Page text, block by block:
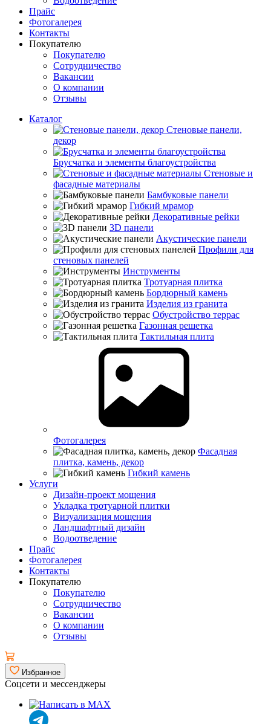
Прайс
Фотогалерея
Контакты
Покупателю
Покупателю
Сотрудничество
Вакансии
О компании
Отзывы
Каталог
Стеновые панели,
декор
Брусчатка и элементы благоустройства
Стеновые и
фасадные материалы
Бамбуковые панели
Гибкий мрамор
Декоративные рейки
3D панели
Акустические панели
Профили для
стеновых панелей
Инструменты
Тротуарная плитка
Бордюрный камень
Изделия из гранита
Обустройство террас
Газонная решетка
Тактильная плита
Фотогалерея
Фасадная
плитка, камень, декор
Гибкий камень
Услуги
Дизайн-проект мощения
Укладка тротуарной плитки
Визуализация мощения
Ландшафтный дизайн
Водоотведение
Прайс
Фотогалерея
Контакты
Покупателю
Покупателю
Сотрудничество
Вакансии
О компании
Отзывы
Избранное
Соцсети и мессенджеры